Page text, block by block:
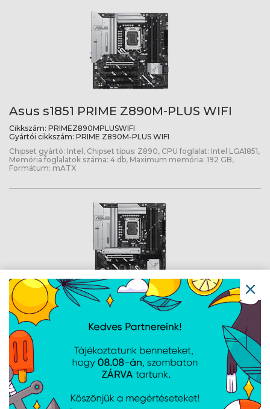
Asus s1851 PRIME Z890M-PLUS WIFI
Cikkszám: PRIMEZ890MPLUSWIFI
Gyártói cikkszám: PRIME Z890M-PLUS WIFI
Chipset gyártó: Intel, Chipset típus: Z890, CPU foglalat: Intel LGA1851,
Memória foglalatok száma: 4 db, Maximum memória: 192 GB,
Formátum: mATX
Asus s1851 PRIME Z890-P
Cikkszám: PRIMEZ890P Gyártói cikkszám:PRIME Z890-P
Chipset gyártó: Intel, Chipset típus: Z890, CPU foglalat: Intel LGA1851,
Memória foglalatok száma: 4 db, Maximum memória: 192 GB,
Formátum: ATX